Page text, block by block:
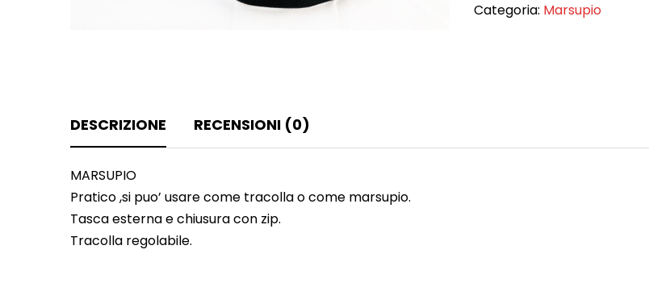
Categoria: Marsupio
DESCRIZIONE RECENSIONI (0)
MARSUPIO
Pratico ,si puo’ usare come tracolla o come marsupio.
Tasca esterna e chiusura con zip.
Tracolla regolabile.